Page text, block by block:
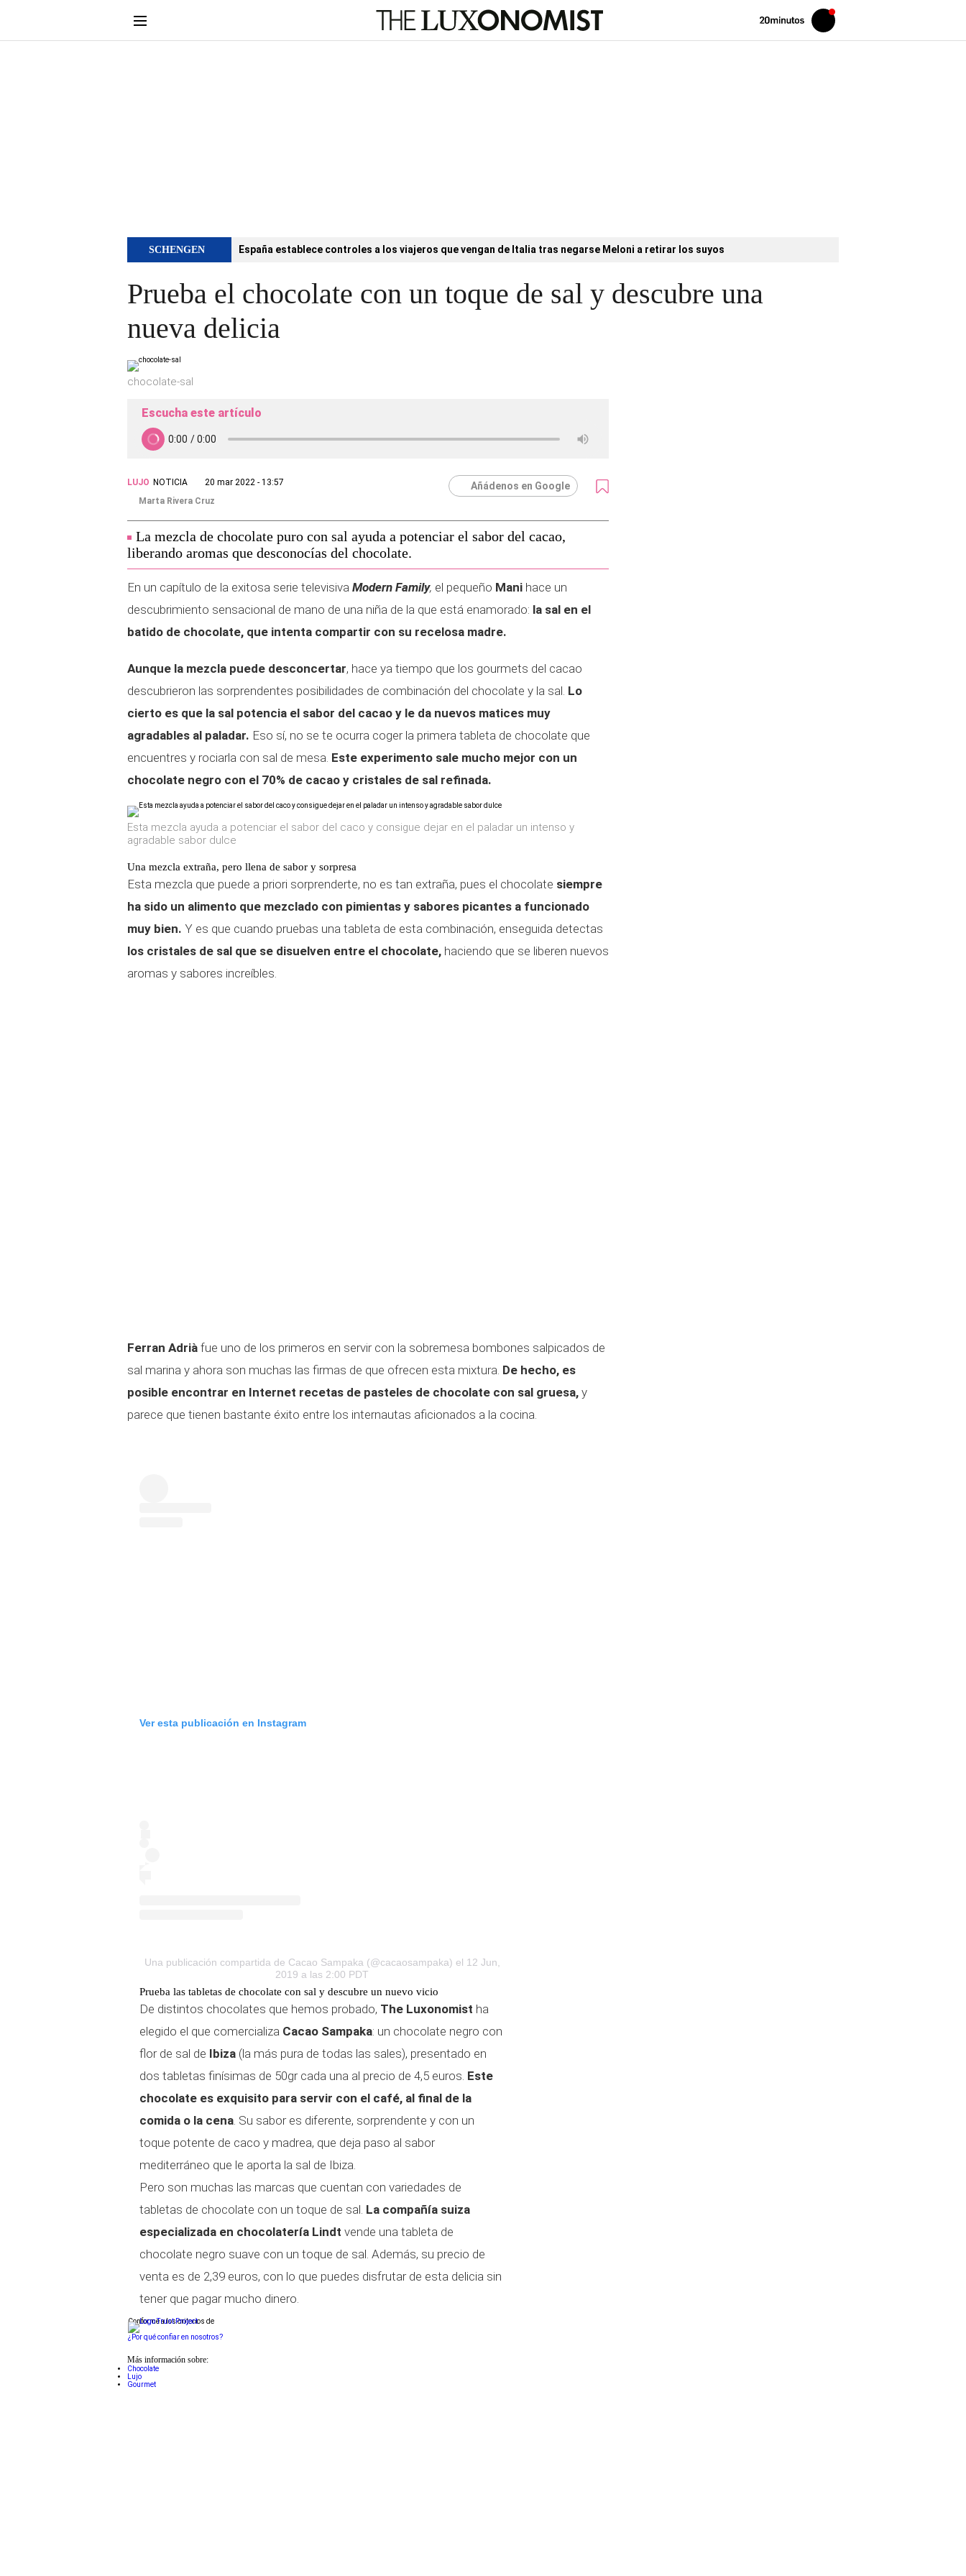
Volver
Iniciar
sesión
SCHENGEN España establece controles a los viajeros que vengan de Italia tras negarse Meloni a retirar los suyos
Prueba el chocolate con un toque de sal y descubre una
nueva delicia
chocolate-sal
Escucha este artículo
LUJO NOTICIA
20 mar 2022 - 13:57
Marta Rivera Cruz
Añádenos en Google
La mezcla de chocolate puro con sal ayuda a potenciar el sabor del cacao,
liberando aromas que desconocías del chocolate.
En un capítulo de la exitosa serie televisiva Modern Family, el pequeño Mani hace un
descubrimiento sensacional de mano de una niña de la que está enamorado: la sal en el
batido de chocolate, que intenta compartir con su recelosa madre.
Aunque la mezcla puede desconcertar, hace ya tiempo que los gourmets del cacao
descubrieron las sorprendentes posibilidades de combinación del chocolate y la sal. Lo
cierto es que la sal potencia el sabor del cacao y le da nuevos matices muy
agradables al paladar. Eso sí, no se te ocurra coger la primera tableta de chocolate que
encuentres y rociarla con sal de mesa. Este experimento sale mucho mejor con un
chocolate negro con el 70% de cacao y cristales de sal refinada.
Esta mezcla ayuda a potenciar el sabor del caco y consigue dejar en el paladar un intenso y
agradable sabor dulce
Una mezcla extraña, pero llena de sabor y sorpresa
Esta mezcla que puede a priori sorprenderte, no es tan extraña, pues el chocolate siempre
ha sido un alimento que mezclado con pimientas y sabores picantes a funcionado
muy bien. Y es que cuando pruebas una tableta de esta combinación, enseguida detectas
los cristales de sal que se disuelven entre el chocolate, haciendo que se liberen nuevos
aromas y sabores increíbles.
Ferran Adrià fue uno de los primeros en servir con la sobremesa bombones salpicados de
sal marina y ahora son muchas las firmas de que ofrecen esta mixtura. De hecho, es
posible encontrar en Internet recetas de pasteles de chocolate con sal gruesa, y
parece que tienen bastante éxito entre los internautas aficionados a la cocina.
Ver esta publicación en Instagram
Una publicación compartida de Cacao Sampaka (@cacaosampaka) el 12 Jun,
2019 a las 2:00 PDT
Prueba las tabletas de chocolate con sal y descubre un nuevo vicio
De distintos chocolates que hemos probado, The Luxonomist ha
elegido el que comercializa Cacao Sampaka: un chocolate negro con
flor de sal de Ibiza (la más pura de todas las sales), presentado en
dos tabletas finísimas de 50gr cada una al precio de 4,5 euros. Este
chocolate es exquisito para servir con el café, al final de la
comida o la cena . Su sabor es diferente, sorprendente y con un
toque potente de caco y madrea, que deja paso al sabor
mediterráneo que le aporta la sal de Ibiza.
Pero son muchas las marcas que cuentan con variedades de
tabletas de chocolate con un toque de sal. La compañía suiza
especializada en chocolatería Lindt vende una tableta de
chocolate negro suave con un toque de sal. Además, su precio de
venta es de 2,39 euros, con lo que puedes disfrutar de esta delicia sin
tener que pagar mucho dinero.
Conforme a los criterios de
¿Por qué confiar en nosotros?
Más información sobre:
Chocolate
Lujo
Gourmet